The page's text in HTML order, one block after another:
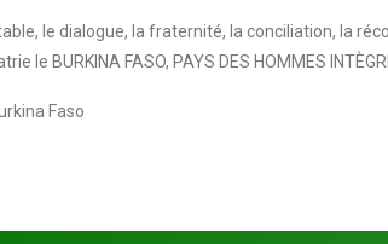
le dialogue, la fraternité, la conciliation, la
le BURKINA FASO, PAYS DES HOMMES
Faso